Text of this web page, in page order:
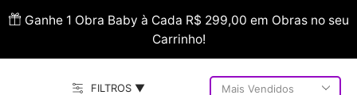
Ganhe 1 Obra Baby à Cada R$ 299,00 em Obras no seu
Carrinho!
FILTROS ▼